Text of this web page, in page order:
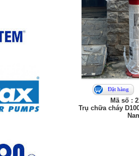
Đặt hàng
Mã số :
Trụ chữa cháy